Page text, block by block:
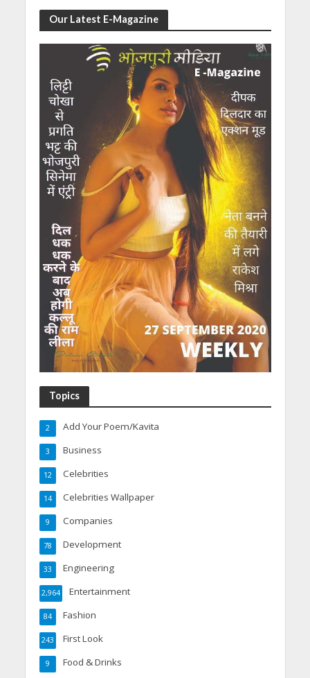
Our Latest E-Magazine
Topics
Add Your Poem/Kavita
2
Business
3
Celebrities
12
Celebrities Wallpaper
14
Companies
9
Development
78
Engineering
33
Entertainment
2,964
Fashion
84
First Look
243
Food & Drinks
9